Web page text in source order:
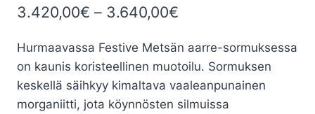
3.420,00€ – 3.640,00€
-
3.640,00€
Hurmaavassa Festive Metsän aarre-sormuksessa
on kaunis koristeellinen muotoilu. Sormuksen
keskellä säihkyy kimaltava vaaleanpunainen
morganiitti, jota köynnösten silmuissa